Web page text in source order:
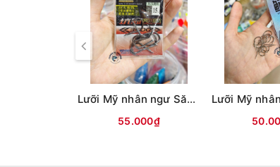
Lưỡi Mỹ nhân ngư Săn hàng (ĐEN)
55.000₫